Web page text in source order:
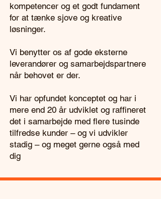
kompetencer og et godt fundament
for at tænke sjove og kreative
løsninger.
Vi benytter os af gode eksterne
leverandører og samarbejdspartnere
når behovet er der.
Vi har opfundet konceptet og har i
mere end 20 år udviklet og raffineret
det i samarbejde med flere tusinde
tilfredse kunder – og vi udvikler
stadig – og meget gerne også med
dig